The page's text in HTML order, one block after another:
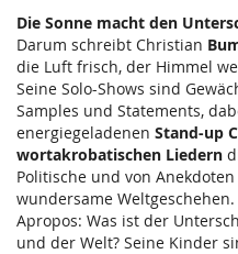
Die Sonne macht den
Darum schreibt Christian
die Luft frisch, der Himmel
Seine Solo-Shows sind
Samples und Statements,
energiegeladenen Stand-up
wortakrobatischen Liedern
Politische und von
wundersame Weltgeschehen.
Apropos: Was ist der
und der Welt? Seine Kinder